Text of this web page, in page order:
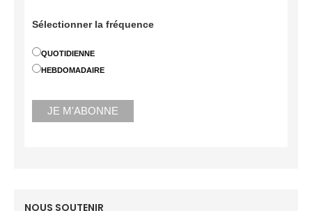
Sélectionner la fréquence
QUOTIDIENNE
HEBDOMADAIRE
NOUS SOUTENIR